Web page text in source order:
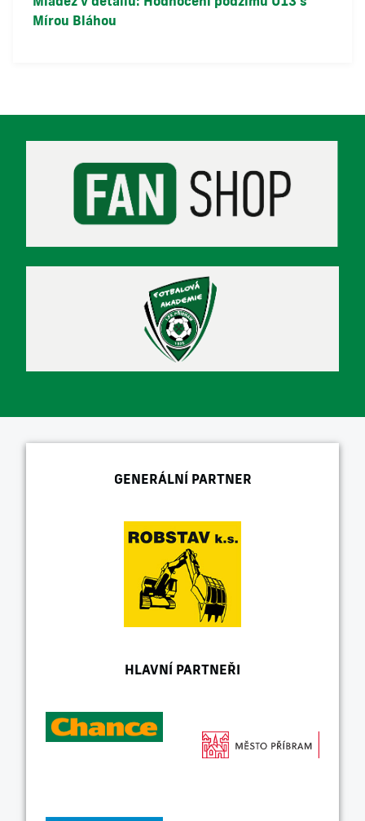
Mírou Bláhou
GENERÁLNÍ PARTNER
HLAVNÍ PARTNEŘI